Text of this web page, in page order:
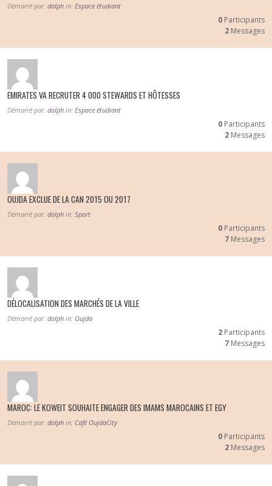
Démarré par: dolph in: Espace étudiant
0 Participants
2 Messages
EMIRATES VA RECRUTER 4 000 STEWARDS ET HÔTESSES
Démarré par: dolph in: Espace étudiant
0 Participants
2 Messages
OUJDA EXCLUE DE LA CAN 2015 OU 2017
Démarré par: dolph in: Sport
0 Participants
7 Messages
DÉLOCALISATION DES MARCHÉS DE LA VILLE
Démarré par: dolph in: Oujda
2 Participants
7 Messages
MAROC: LE KOWEIT SOUHAITE ENGAGER DES IMAMS MAROCAINS ET EGY
Démarré par: dolph in: Café OujdaCity
0 Participants
2 Messages